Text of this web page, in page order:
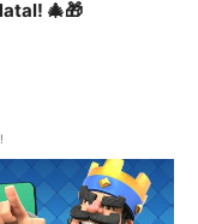
🎄🎁